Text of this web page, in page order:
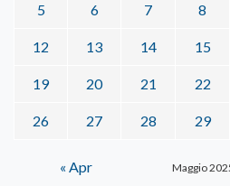
Maggio
5 6 7 8
12 13 14 15
19 20 21 22
26 27 28 29
« Apr